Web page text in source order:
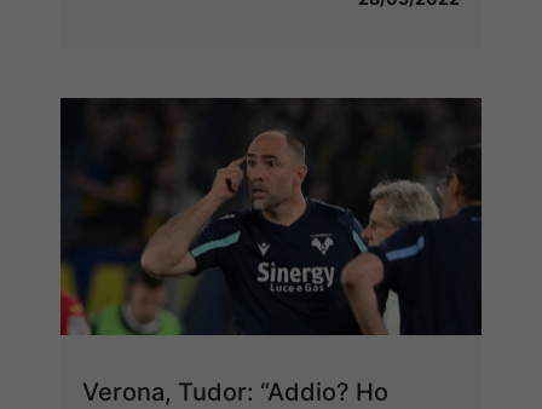
Verona, Tudor: “Addio? Ho